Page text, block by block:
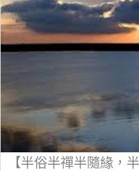
【半俗半禪半隨緣，